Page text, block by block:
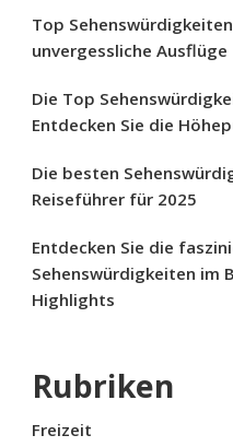
Top
unvergessliche Ausflüge
Die Top
Entdecken Sie die
Die besten
Reiseführer für 2025
Entdecken Sie die
Sehenswürdigkeiten im
Highlights
Rubriken
Freizeit